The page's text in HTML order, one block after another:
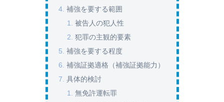
補強を要する範囲
被告人の犯人性
犯罪の主観的要素
補強を要する程度
補強証拠適格（補強証拠能力）
具体的検討
無免許運転罪